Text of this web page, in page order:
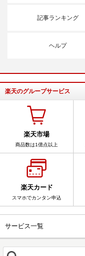
記事ランキング
ヘルプ
楽天のグループサービス
楽天市場
商品数は1億点以上
楽天カード
スマホでカンタン申込
サービス一覧